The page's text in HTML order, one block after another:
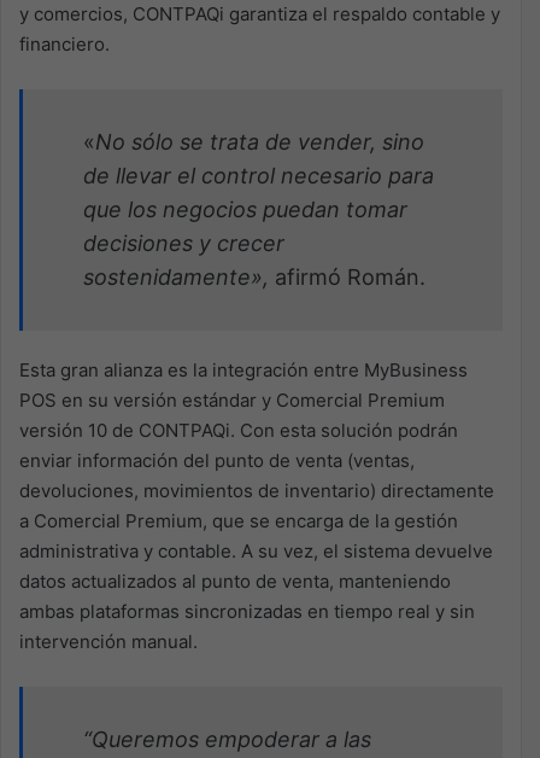
y comercios, CONTPAQi garantiza el respaldo contable y
financiero.
«No sólo se trata de vender, sino
de llevar el control necesario para
que los negocios puedan tomar
decisiones y crecer
sostenidamente», afirmó Román.
Esta gran alianza es la integración entre MyBusiness
POS en su versión estándar y Comercial Premium
versión 10 de CONTPAQi. Con esta solución podrán
enviar información del punto de venta (ventas,
devoluciones, movimientos de inventario) directamente
a Comercial Premium, que se encarga de la gestión
administrativa y contable. A su vez, el sistema devuelve
datos actualizados al punto de venta, manteniendo
ambas plataformas sincronizadas en tiempo real y sin
intervención manual.
“Queremos empoderar a las